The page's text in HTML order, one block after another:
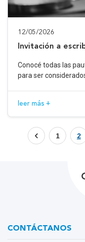
12/05/2026
Invitación a
Conocé todas las
para ser
leer más +
1 2
CONTÁCTANOS